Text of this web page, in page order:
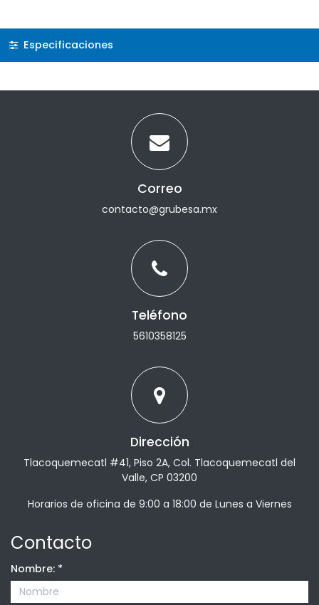
Especificaciones
Correo
contacto@grubesa.mx
Teléfono
5610358125
Dirección
Tlacoquemecatl #41, Piso 2A, Col. Tlacoquemecatl del
Valle, CP 03200
Horarios de oficina de 9:00 a 18:00 de Lunes a Viernes
Contacto
Nombre: *